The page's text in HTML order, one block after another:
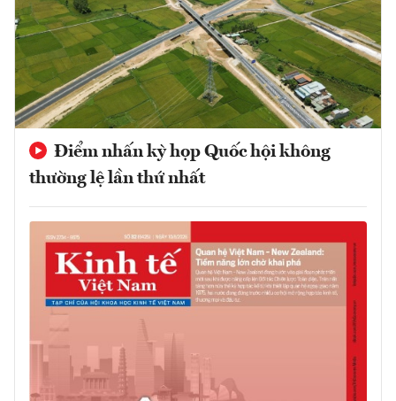
Điểm nhấn kỳ họp Quốc hội không
thường lệ lần thứ nhất